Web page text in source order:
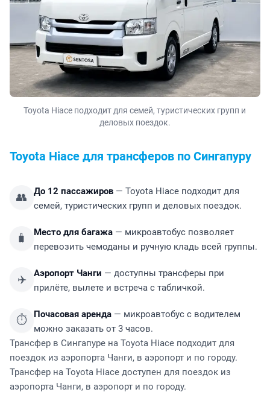
Toyota Hiace подходит для семей, туристических групп и
деловых поездок.
Toyota Hiace для трансферов по Сингапуру
👥 До 12 пассажиров — Toyota Hiace подходит для
семей, туристических групп и деловых поездок.
🧳 Место для багажа — микроавтобус позволяет
перевозить чемоданы и ручную кладь всей группы.
✈️ Аэропорт Чанги — доступны трансферы при
прилёте, вылете и встреча с табличкой.
⏱️ Почасовая аренда — микроавтобус с водителем
можно заказать от 3 часов.
Трансфер в Сингапуре на Toyota Hiace подходит для
поездок из аэропорта Чанги, в аэропорт и по городу.
Трансфер на Toyota Hiace доступен для поездок из
аэропорта Чанги, в аэропорт и по городу.